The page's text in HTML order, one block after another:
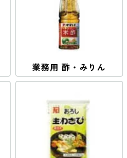
業務用 酢・みりん